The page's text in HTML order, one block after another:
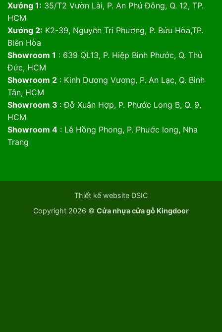
Xưởng 1: 35/T2 Vườn Lài, P. An Phú Đông, Q. 12, TP.
HCM
Xưởng 2: K2-39, Nguyễn Tri Phương, P. Bửu Hòa,TP.
Biên Hòa
Showroom 1 : 639 QL13, P. Hiệp Bình Phước, Q. Thủ
Đức, HCM
Showroom 2: Kinh Dương Vương, P. An Lạc, Q. Bình
Tân, HCM
Showroom 3 : Đỗ Xuân Hợp, P. Phước Long B, Q. 9,
HCM
Showroom 4: Lê Hồng Phong, P. Phước long, Nha
Trang
Thiết kế website DSIC
Copyright 2026 © Cửa nhựa cửa gỗ Kingdoor